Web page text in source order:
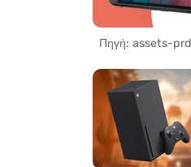
Πηγή: assets-